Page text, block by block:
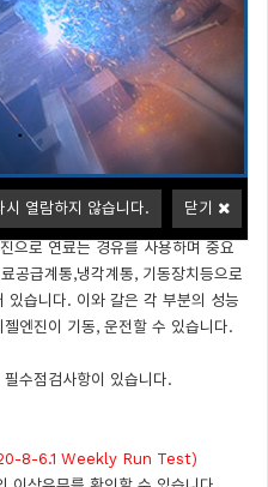
시 열람하지 않습니다. 닫기
예비펌프로 평상 시 주기적 점검운전
용 비상소방펌프입니다
레스(SUS) 입니다. (스프링클러설
17항)
으로 연료는 경유를 사용하며 중요
공급계통,냉각계통, 기동장치등으로
있습니다. 이와 갈은 각 부분의 성능
엔진이 기동, 운전할 수 있습니다.
수점검사항이 있습니다.
8-6.1 Weekly Run Test)